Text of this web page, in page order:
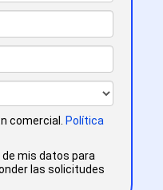
comercial.
Política
mis datos para
las solicitudes